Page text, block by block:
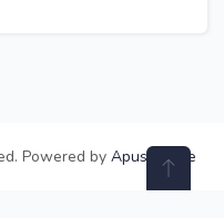
Powered by ApusTheme